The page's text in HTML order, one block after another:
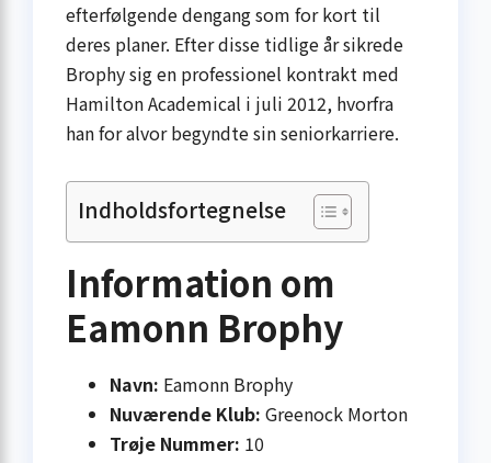
efterfølgende dengang som for kort til
deres planer. Efter disse tidlige år sikrede
Brophy sig en professionel kontrakt med
Hamilton Academical i juli 2012, hvorfra
han for alvor begyndte sin seniorkarriere.
Indholdsfortegnelse
Information om
Eamonn Brophy
Navn: Eamonn Brophy
Nuværende Klub: Greenock Morton
Trøje Nummer: 10